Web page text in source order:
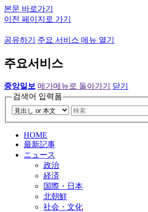
본문 바로가기
이전 페이지로 가기
공유하기 주요 서비스 메뉴 열기
주요서비스
중앙일보 메가메뉴로 돌아가기
닫기
검색어 입력폼
HOME
最新記事
ニュース
政治
経済
国際・日本
北朝鮮
社会・文化